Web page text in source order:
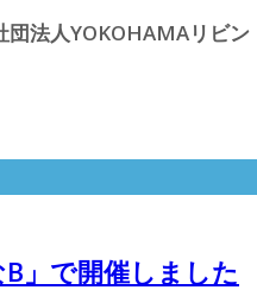
法人YOKOHAMAリビン
」で開催しました